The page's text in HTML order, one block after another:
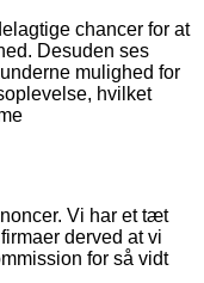
chancer for at
Desuden ses
mulighed for
hvilket
Vi har et tæt
derved at vi
for så vidt